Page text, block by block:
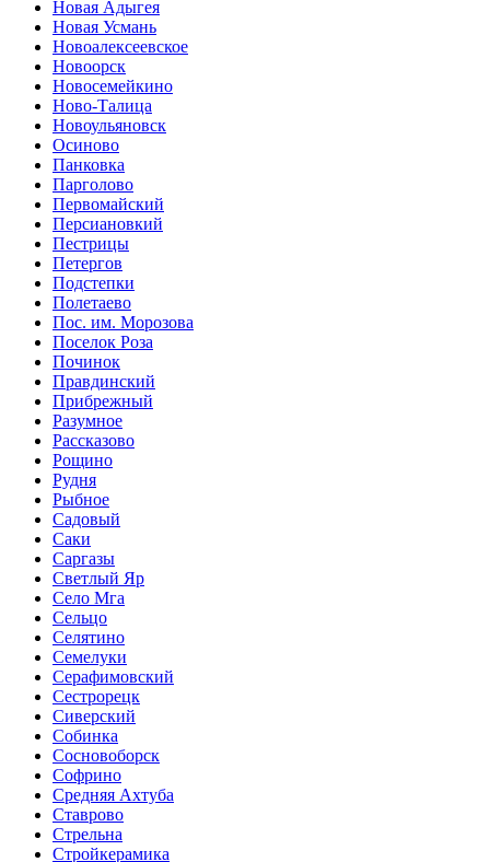
Новая Адыгея
Новая Усмань
Новоалексеевское
Новоорск
Новосемейкино
Ново-Талица
Новоульяновск
Осиново
Панковка
Парголово
Первомайский
Персиановкий
Пестрицы
Петергов
Подстепки
Полетаево
Пос. им. Морозова
Поселок Роза
Починок
Правдинский
Прибрежный
Разумное
Рассказово
Рощино
Рудня
Рыбное
Садовый
Саки
Саргазы
Светлый Яр
Село Мга
Сельцо
Селятино
Семелуки
Серафимовский
Сестрорецк
Сиверский
Собинка
Сосновоборск
Софрино
Средняя Ахтуба
Ставрово
Стрельна
Стройкерамика